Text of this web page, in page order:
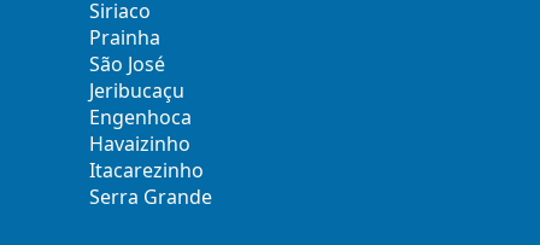
Siriaco
Prainha
São José
Jeribucaçu
Engenhoca
Havaizinho
Itacarezinho
Serra Grande